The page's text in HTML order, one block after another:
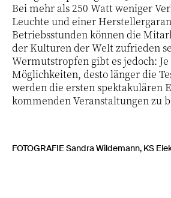
Bei mehr als 250 Watt weniger
Leuchte und einer
Betriebsstunden können die
der Kulturen der Welt zufrieden
Wermutstropfen gibt es jedoch:
Möglichkeiten, desto länger die
werden die ersten spektakulären
kommenden Veranstaltungen zu
FOTOGRAFIE Sandra Wildemann, KS